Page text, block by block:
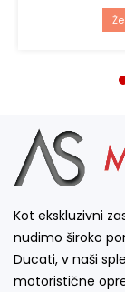
Kot ekskluzivni
nudimo široko
Ducati, v naši
motoristične